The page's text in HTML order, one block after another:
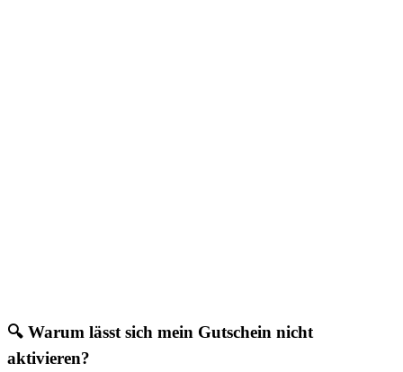
🔍 Warum lässt sich mein Gutschein nicht
aktivieren?